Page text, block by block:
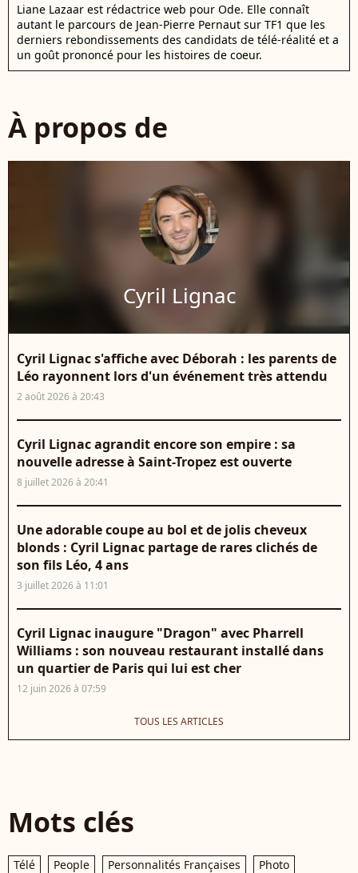
Liane Lazaar est rédactrice web pour Ode. Elle connaît
autant le parcours de Jean-Pierre Pernaut sur TF1 que les
derniers rebondissements des candidats de télé-réalité et a
un goût prononcé pour les histoires de coeur.
À propos de
Cyril Lignac
Cyril Lignac s'affiche avec Déborah : les parents de
Léo rayonnent lors d'un événement très attendu
2 août 2026 à 20:43
Cyril Lignac agrandit encore son empire : sa
nouvelle adresse à Saint-Tropez est ouverte
8 juillet 2026 à 20:41
Une adorable coupe au bol et de jolis cheveux
blonds : Cyril Lignac partage de rares clichés de
son fils Léo, 4 ans
3 juillet 2026 à 11:01
Cyril Lignac inaugure "Dragon" avec Pharrell
Williams : son nouveau restaurant installé dans
un quartier de Paris qui lui est cher
12 juin 2026 à 07:59
TOUS LES ARTICLES
Mots clés
Télé People Personnalités Françaises
Photo